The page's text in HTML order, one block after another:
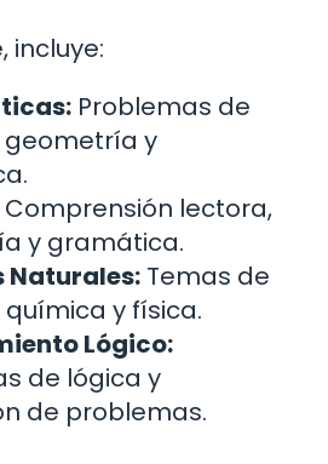
incluye:
Problemas de
y
Comprensión lectora,
y gramática.
Naturales: Temas de
y física.
Lógico:
de lógica y
de problemas.